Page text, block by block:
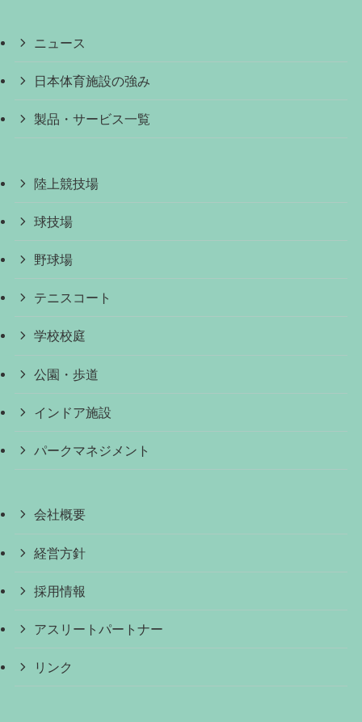
ニュース
日本体育施設の強み
製品・サービス一覧
陸上競技場
球技場
野球場
テニスコート
学校校庭
公園・歩道
インドア施設
パークマネジメント
会社概要
経営方針
採用情報
アスリートパートナー
リンク